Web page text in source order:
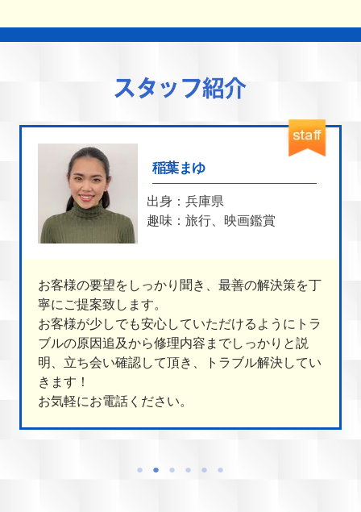
稲葉まゆ
出身：兵庫県
趣味：旅行、映画鑑賞
お客様の要望をしっかり聞き、最善の解決策を丁
寧にご提案致します。
お客様が少しでも安心していただけるようにトラ
ブルの原因追及から修理内容までしっかりと説
明、立ち会い確認して頂き、トラブル解決してい
きます！
お気軽にお電話ください。